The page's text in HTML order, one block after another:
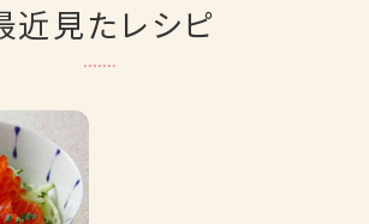
近見たレシピ